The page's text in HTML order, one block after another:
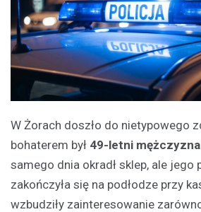
W Żorach doszło do nietypowego
bohaterem był 49-letni mężczyzna
samego dnia okradł sklep, ale jego
zakończyła się na podłodze przy
wzbudziły zainteresowanie